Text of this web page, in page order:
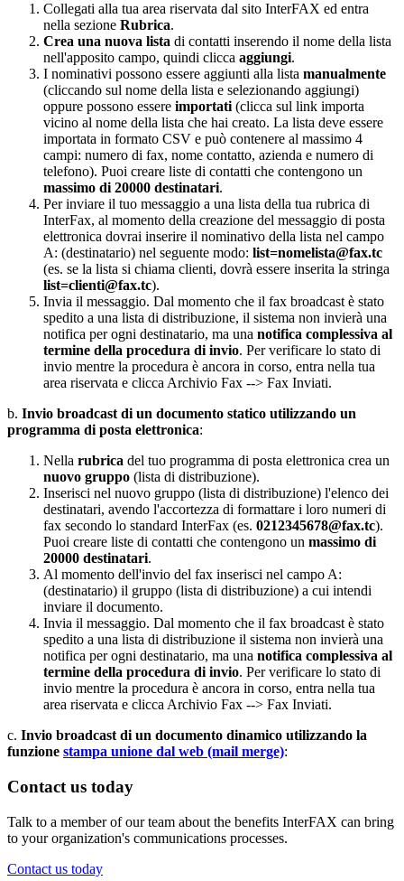
Collegati alla tua area riservata dal sito InterFAX ed entra
nella sezione Rubrica.
Crea una nuova lista di contatti inserendo il nome della lista
nell'apposito campo, quindi clicca aggiungi.
I nominativi possono essere aggiunti alla lista manualmente
(cliccando sul nome della lista e selezionando aggiungi)
oppure possono essere importati(clicca sul link importa
vicino al nome della lista che hai creato. La lista deve essere
importata in formato CSV e può contenere al massimo 4
campi: numero di fax, nome contatto, azienda e numero di
telefono). Puoi creare liste di contatti che contengono un
massimo di 20000 destinatari.
Per inviare il tuo messaggio a una lista della tua rubrica di
InterFax, al momento della creazione del messaggio di posta
elettronica dovrai inserire il nominativo della lista nel campo
A: (destinatario) nel seguente modo: list=nomelista@fax.tc
(es. se la lista si chiama clienti, dovrà essere inserita la stringa
list=clienti@fax.tc).
Invia il messaggio. Dal momento che il fax broadcast è stato
spedito a una lista di distribuzione, il sistema non invierà una
notifica per ogni destinatario, ma una notifica complessiva al
termine della procedura di invio. Per verificare lo stato di
invio mentre la procedura è ancora in corso, entra nella tua
area riservata e clicca Archivio Fax --> Fax Inviati.
b. Invio broadcast di un documento statico utilizzando un
programma di posta elettronica:
Nella rubrica del tuo programma di posta elettronica crea un
nuovo gruppo (lista di distribuzione).
Inserisci nel nuovo gruppo (lista di distribuzione) l'elenco dei
destinatari, avendo l'accortezza di formattare i loro numeri di
fax secondo lo standard InterFax (es. 0212345678@fax.tc).
Puoi creare liste di contatti che contengono un massimo di
20000 destinatari.
Al momento dell'invio del fax inserisci nel campo A:
(destinatario) il gruppo (lista di distribuzione) a cui intendi
inviare il documento.
Invia il messaggio. Dal momento che il fax broadcast è stato
spedito a una lista di distribuzione il sistema non invierà una
notifica per ogni destinatario, ma una notifica complessiva al
termine della procedura di invio. Per verificare lo stato di
invio mentre la procedura è ancora in corso, entra nella tua
area riservata e clicca Archivio Fax --> Fax Inviati.
c. Invio broadcast di un documento dinamico utilizzando la
funzione stampa unione dal web (mail merge):
Contact us today
Talk to a member of our team about the benefits InterFAX can bring
to your organization's communications processes.
Contact us today